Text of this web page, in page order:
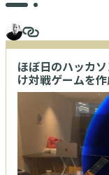
ほぼ日のハッカ
け対戦ゲームを